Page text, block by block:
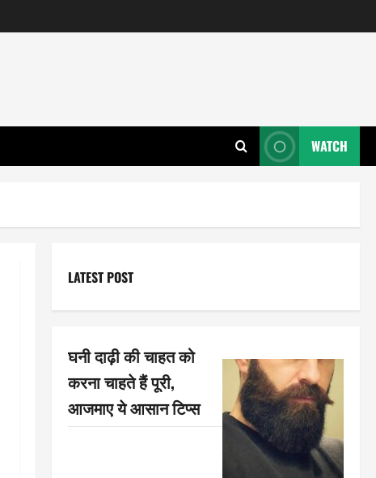
WATCH
LATEST POST
घनी दाढ़ी की चाहत को
करना चाहते हैं पूरी,
आजमाए ये आसान टिप्स